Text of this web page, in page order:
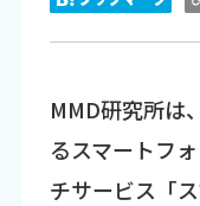
MMD研究所は
るスマートフ
チサービス「